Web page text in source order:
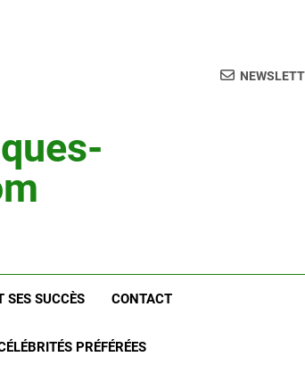
2.4L du Chrysler Voyager : ce que vous devez
SES SUCCÈS CONTACT
PRÉFÉRÉES